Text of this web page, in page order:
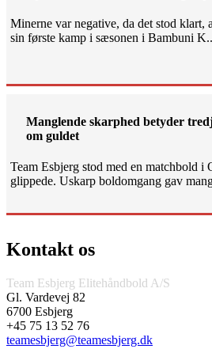
Minerne var negative, da det stod klart,
sin første kamp i sæsonen i Bambuni
Manglende skarphed betyder
om guldet
Team Esbjerg stod med en matchbold i
glippede. Uskarp boldomgang gav
Kontakt os
Team Esbjerg Elitehåndbold A/S
Gl. Vardevej 82
6700 Esbjerg
+45 75 13 52 76
teamesbjerg@teamesbjerg.dk